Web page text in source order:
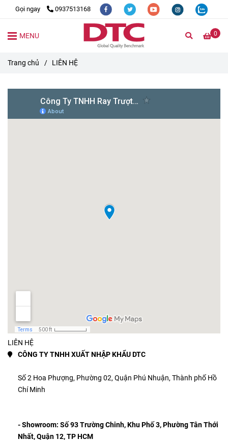
Gọi ngay 0937513168
0
MENU
Trang chủ / LIÊN HỆ
LIÊN HỆ
CÔNG TY TNHH XUẤT NHẬP KHẨU DTC
Số 2 Hoa Phượng, Phường 02, Quận Phú Nhuận, Thành phố Hồ
Chí Minh
- Showroom: Số 93 Trường Chinh, Khu Phố 3, Phường Tân Thới
Nhất, Quận 12, TP HCM